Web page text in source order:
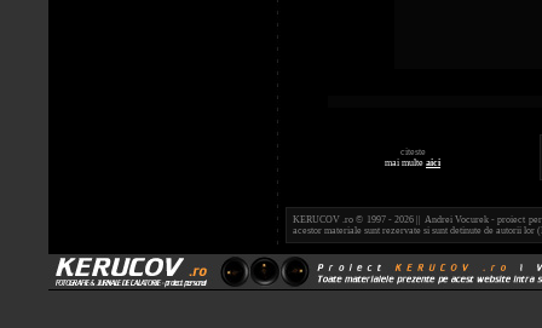
citeste
mai multe aici
KERUCOV .ro © 1997 - 2026 || Andrei Vocurek - proiect
acestor materiale sunt rezervate si sunt detinute de autorii